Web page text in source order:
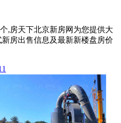
,房天下北京新房网为您提供大
房出售信息及最新新楼盘房价